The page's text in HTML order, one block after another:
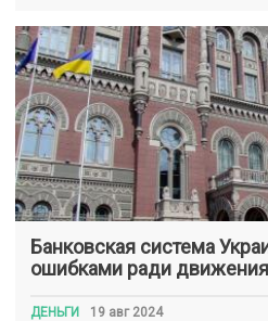
Банковская система
ошибками ради
ДЕНЬГИ 19 авг 2024